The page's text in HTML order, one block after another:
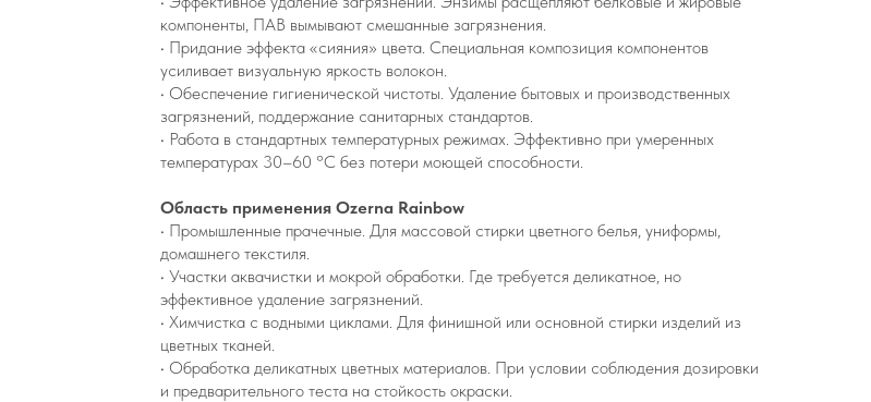
компоненты, ПАВ вымывают смешанные загрязнения.
• Придание эффекта «сияния» цвета. Специальная композиция компонентов
усиливает визуальную яркость волокон.
• Обеспечение гигиенической чистоты. Удаление бытовых и производственных
загрязнений, поддержание санитарных стандартов.
• Работа в стандартных температурных режимах. Эффективно при умеренных
температурах 30–60 °C без потери моющей способности.
Область применения Ozerna Rainbow
• Промышленные прачечные. Для массовой стирки цветного белья, униформы,
домашнего текстиля.
• Участки аквачистки и мокрой обработки. Где требуется деликатное, но
эффективное удаление загрязнений.
• Химчистка с водными циклами. Для финишной или основной стирки изделий из
цветных тканей.
• Обработка деликатных цветных материалов. При условии соблюдения дозировки
и предварительного теста на стойкость окраски.